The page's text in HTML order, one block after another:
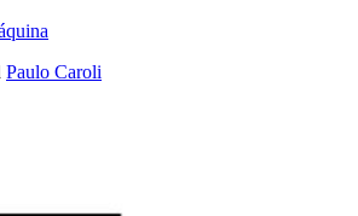
Paulo Caroli